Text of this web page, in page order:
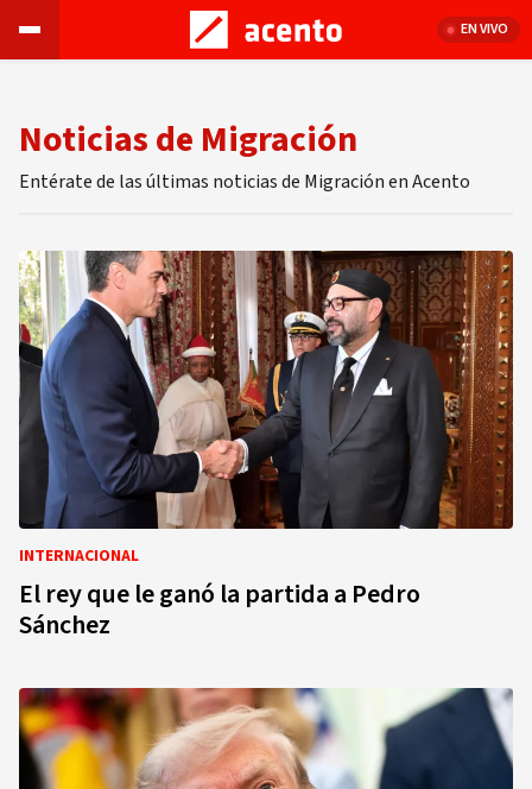
EN VIVO
Noticias de Migración
Entérate de las últimas noticias de Migración en Acento
INTERNACIONAL
El rey que le ganó la partida a Pedro
Sánchez